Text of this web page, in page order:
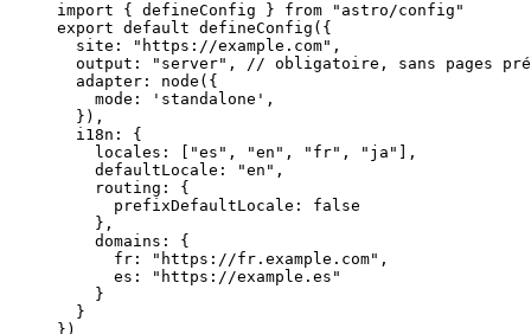
import { defineConfig } from " astro/config "
export default defineConfig ({
site:
" https://example.com" ,
output:
" server" , // obligatoire, sans pages
adapter: node ({
mode:
' standalone ' ,
}),
i18n: {
locales: [
"es " , "en " , " fr" , " ja "
],
defaultLocale:
"en " ,
routing: {
prefixDefaultLocale: false
},
domains: {
fr:
" https://fr.example.com" ,
es:
" https://example.es "
}
}
})